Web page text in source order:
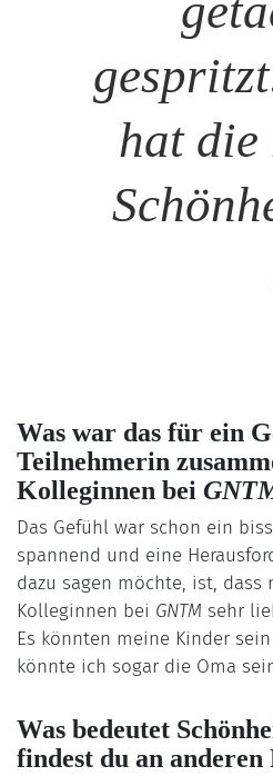
hat
Was war das für ein
Teilnehmerin
Kolleginnen bei
Das Gefühl war schon ein
spannend und eine
dazu sagen möchte, ist, dass
Kolleginnen bei GNTM sehr
Es könnten meine Kinder
könnte ich sogar die Oma
Was bedeutet
findest du an anderen